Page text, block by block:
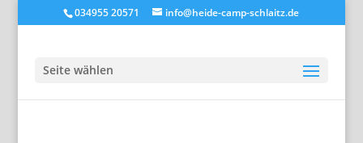
034955 20571 info@heide-camp-schlaitz.de
Seite wählen